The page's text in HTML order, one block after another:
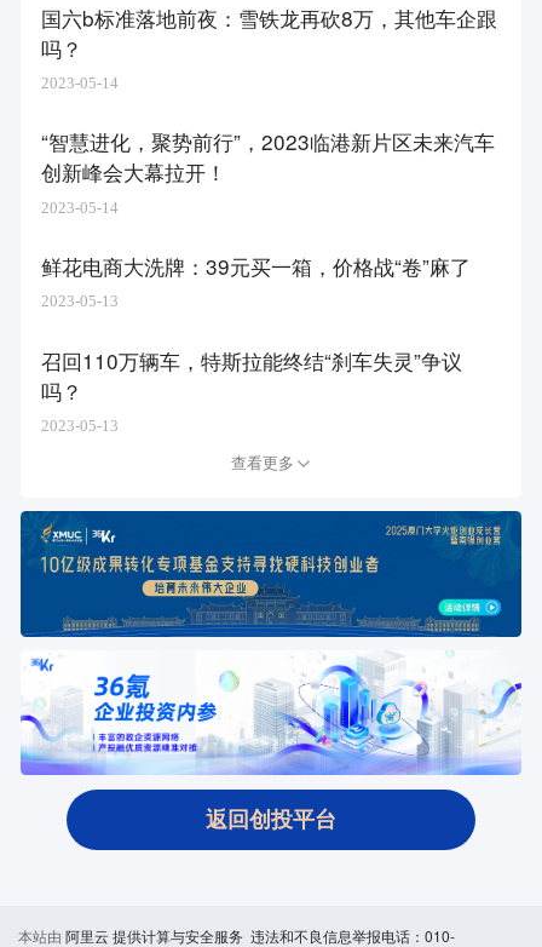
国六b标准落地前夜：雪铁龙再砍8万，其他车企跟
吗？
2023-05-14
“智慧进化，聚势前行”，2023临港新片区未来汽车
创新峰会大幕拉开！
2023-05-14
鲜花电商大洗牌：39元买一箱，价格战“卷”麻了
2023-05-13
召回110万辆车，特斯拉能终结“刹车失灵”争议
吗？
2023-05-13
查看更多
返回创投平台
本站由 阿里云 提供计算与安全服务 违法和不良信息举报电话：010-